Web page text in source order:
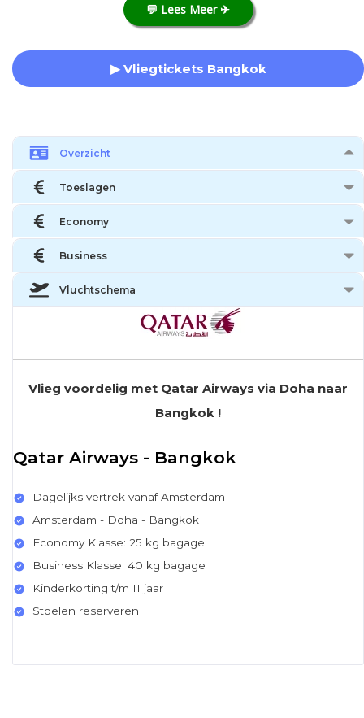
💬 Lees Meer ✈
▶ Vliegtickets Bangkok
Overzicht
Toeslagen
Economy
Business
Vluchtschema
Vlieg voordelig met Qatar Airways via Doha naar
Bangkok !
Qatar Airways - Bangkok
Dagelijks vertrek vanaf Amsterdam
Amsterdam - Doha - Bangkok
Economy Klasse: 25 kg bagage
Business Klasse: 40 kg bagage
Kinderkorting t/m 11 jaar
Stoelen reserveren